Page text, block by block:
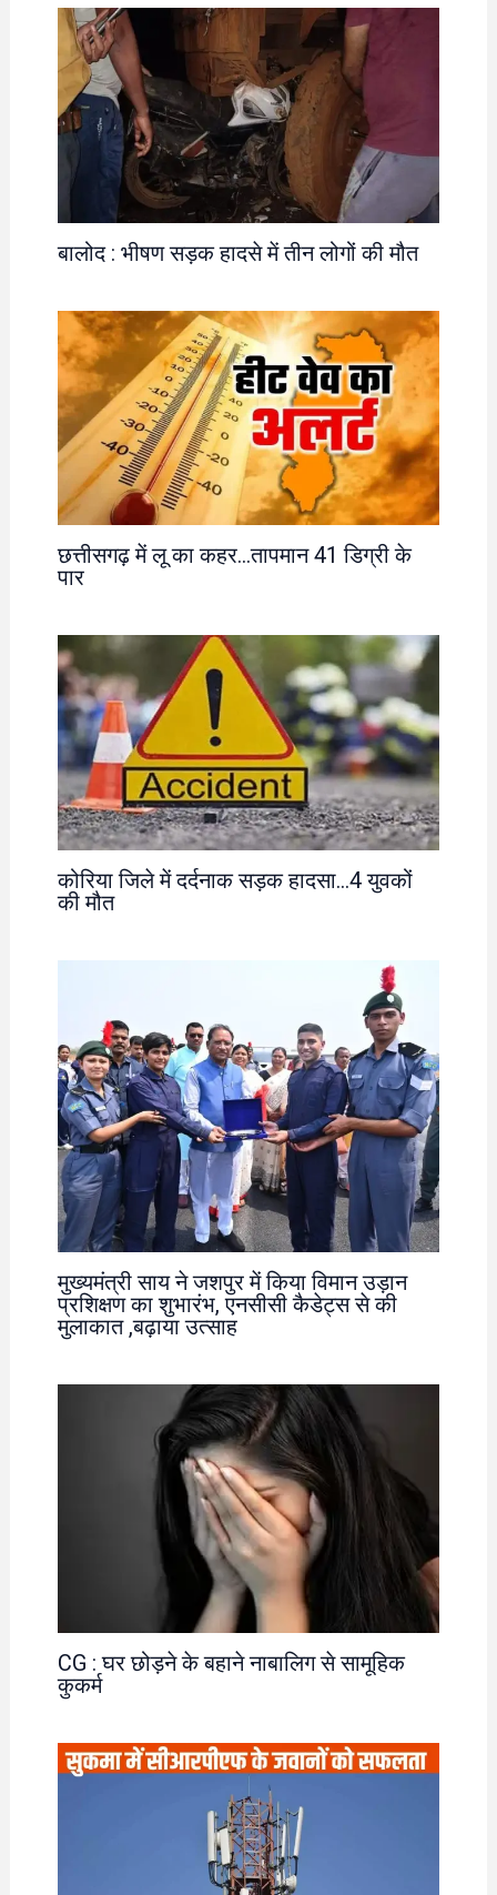
बालोद : भीषण सड़क हादसे में तीन लोगों की मौत
छत्तीसगढ़ में लू का कहर…तापमान 41 डिग्री के
पार
कोरिया जिले में दर्दनाक सड़क हादसा…4 युवकों
की मौत
मुख्यमंत्री साय ने जशपुर में किया विमान उड़ान
प्रशिक्षण का शुभारंभ, एनसीसी कैडेट्स से की
मुलाकात ,बढ़ाया उत्साह
CG : घर छोड़ने के बहाने नाबालिग से सामूहिक
कुकर्म